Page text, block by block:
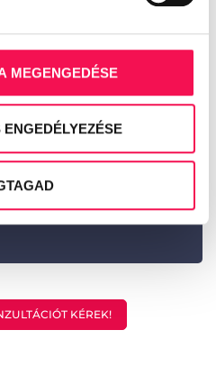
MEGENGEDÉSE
különleges, marokkói
KÉREK!